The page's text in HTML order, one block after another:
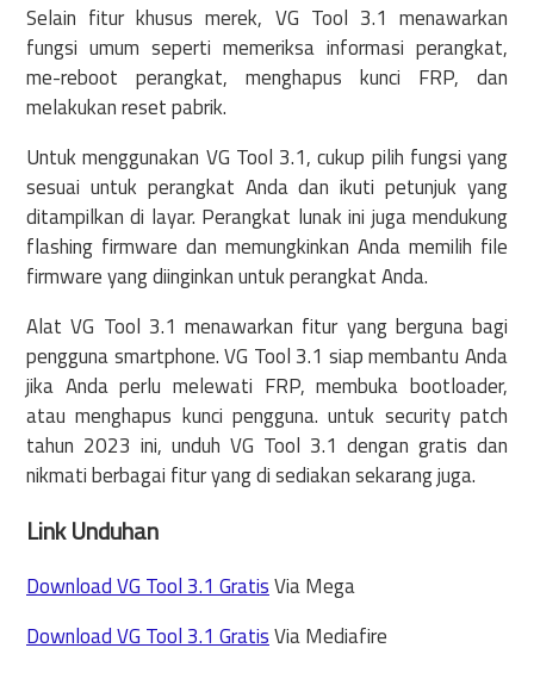
Selain fitur khusus merek, VG Tool 3.1 menawarkan
fungsi umum seperti memeriksa informasi perangkat,
me-reboot perangkat, menghapus kunci FRP, dan
melakukan reset pabrik.
Untuk menggunakan VG Tool 3.1, cukup pilih fungsi yang
sesuai untuk perangkat Anda dan ikuti petunjuk yang
ditampilkan di layar. Perangkat lunak ini juga mendukung
flashing firmware dan memungkinkan Anda memilih file
firmware yang diinginkan untuk perangkat Anda.
Alat VG Tool 3.1 menawarkan fitur yang berguna bagi
pengguna smartphone. VG Tool 3.1 siap membantu Anda
jika Anda perlu melewati FRP, membuka bootloader,
atau menghapus kunci pengguna. untuk security patch
tahun 2023 ini, unduh VG Tool 3.1 dengan gratis dan
nikmati berbagai fitur yang di sediakan sekarang juga.
Link Unduhan
Download VG Tool 3.1 GratisVia Mega
Download VG Tool 3.1 GratisVia Mediafire